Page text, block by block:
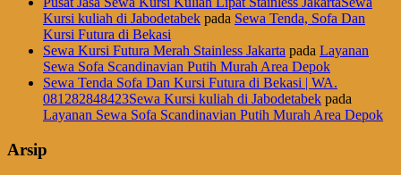
Kursi kuliah di Jabodetabek pada Sewa Tenda, Sofa Dan
Kursi Futura di Bekasi
Sewa Kursi Futura Merah Stainless Jakarta pada Layanan
Sewa Sofa Scandinavian Putih Murah Area Depok
Sewa Tenda Sofa Dan Kursi Futura di Bekasi | WA.
081282848423Sewa Kursi kuliah di Jabodetabek pada
Layanan Sewa Sofa Scandinavian Putih Murah Area Depok
Arsip